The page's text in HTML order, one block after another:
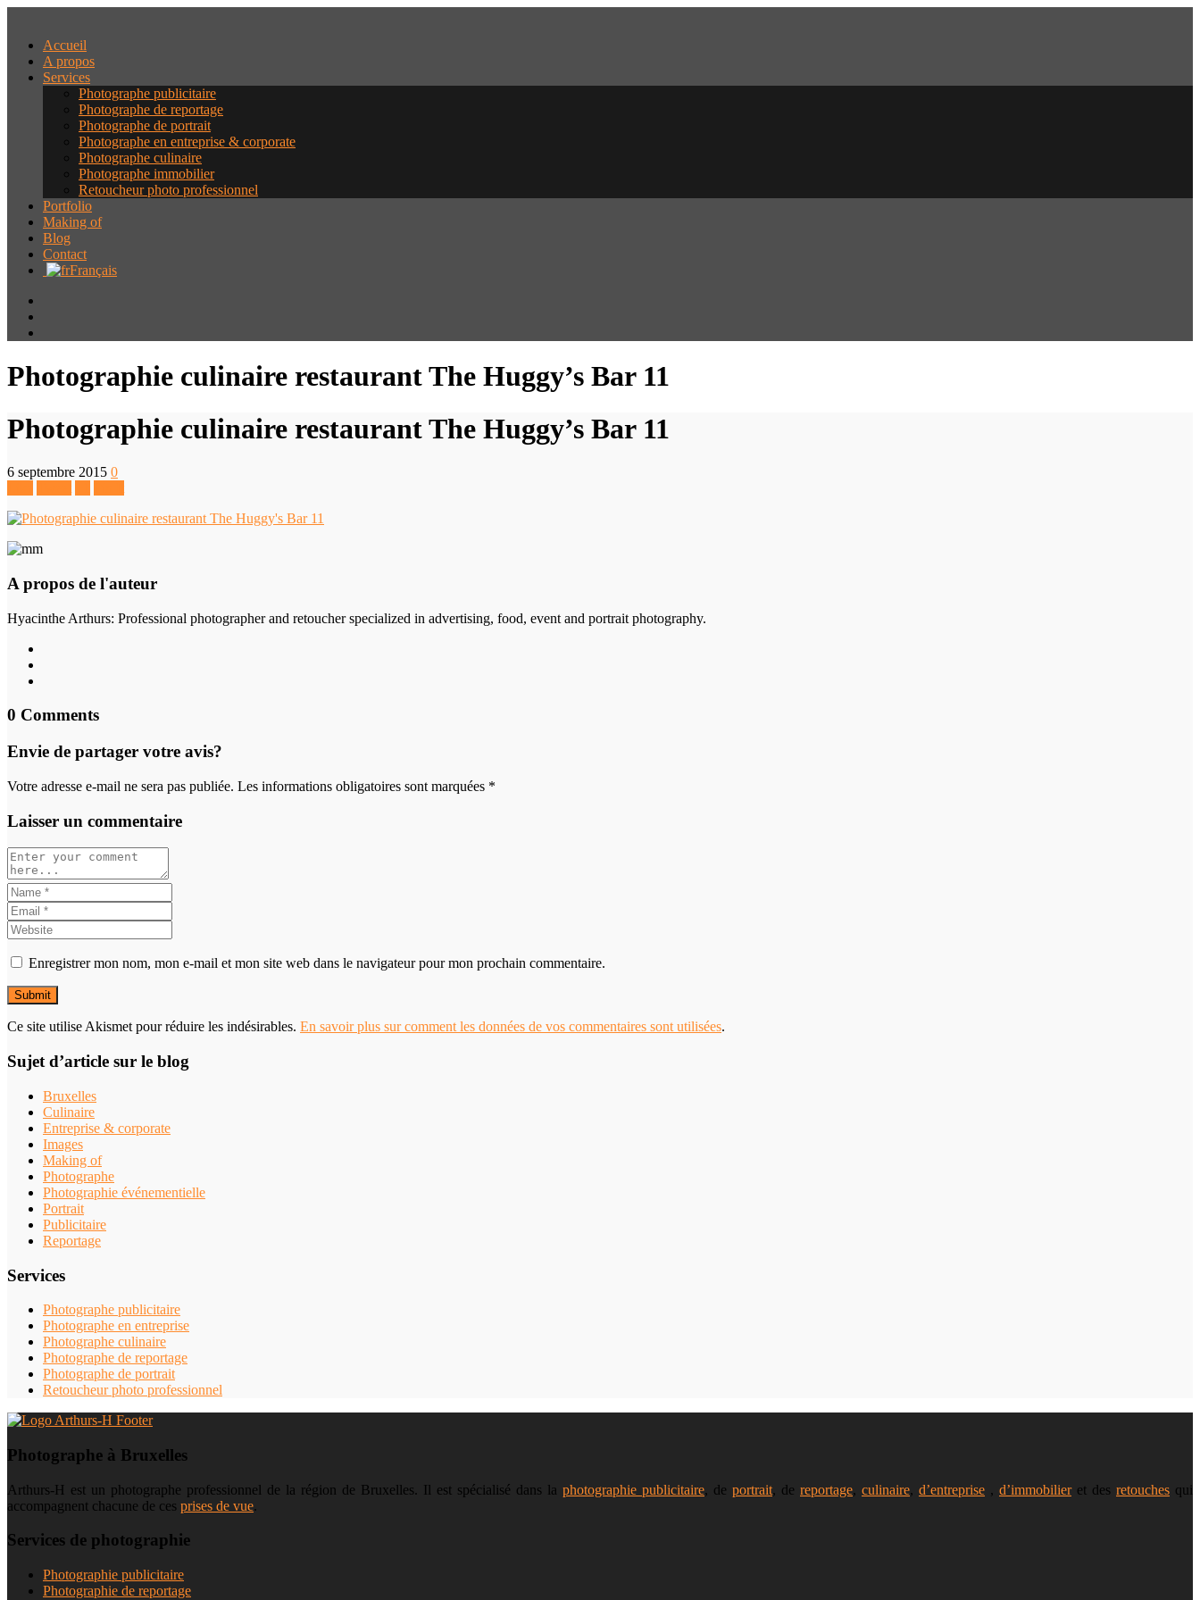
Accueil
A propos
Services
Photographe publicitaire
Photographe de reportage
Photographe de portrait
Photographe en entreprise & corporate
Photographe culinaire
Photographe immobilier
Retoucheur photo professionnel
Portfolio
Making of
Blog
Contact
Français
Photographie culinaire restaurant The Huggy’s Bar 11
Photographie culinaire restaurant The Huggy’s Bar 11
6 septembre 2015 0
A propos de l'auteur
Hyacinthe Arthurs: Professional photographer and retoucher specialized in advertising, food, event and portrait photography.
0 Comments
Envie de partager votre avis?
Votre adresse e-mail ne sera pas publiée. Les informations obligatoires sont marquées *
Laisser un commentaire
Enregistrer mon nom, mon e-mail et mon site web dans le navigateur pour mon prochain commentaire.
Ce site utilise Akismet pour réduire les indésirables. En savoir plus sur comment les données de vos commentaires sont utilisées.
Sujet d’article sur le blog
Bruxelles
Culinaire
Entreprise & corporate
Images
Making of
Photographe
Photographie événementielle
Portrait
Publicitaire
Reportage
Services
Photographe publicitaire
Photographe en entreprise
Photographe culinaire
Photographe de reportage
Photographe de portrait
Retoucheur photo professionnel
Photographe à Bruxelles
Arthurs-H est un photographe professionnel de la région de Bruxelles. Il est spécialisé dans la photographie publicitaire, de portrait, de reportage, culinaire, d’entreprise , d’immobilieret des retouches qui
accompagnent chacune de ces prises de vue.
Services de photographie
Photographie publicitaire
Photographie de reportage